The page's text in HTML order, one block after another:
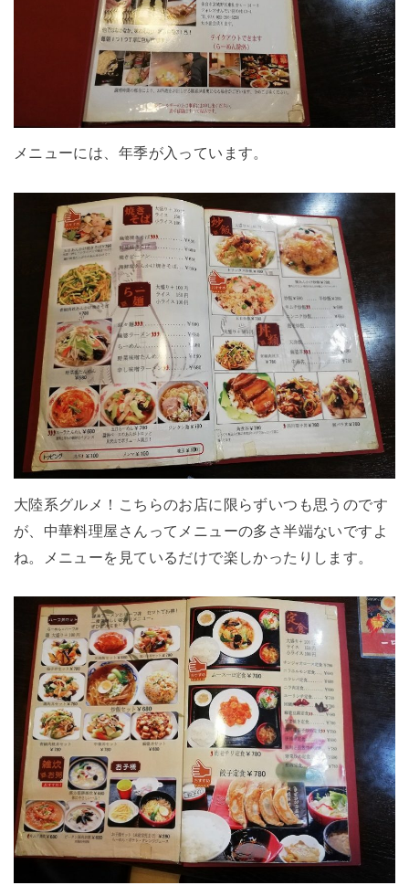
メニューには、年季が入っています。
大陸系グルメ！こちらのお店に限らずいつも思うのです
が、中華料理屋さんってメニューの多さ半端ないですよ
ね。メニューを見ているだけで楽しかったりします。